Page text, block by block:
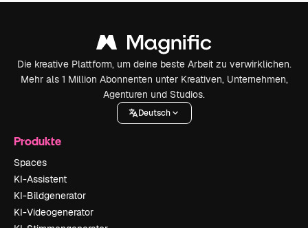
Die kreative Plattform, um deine beste Arbeit zu verwirklichen.
Mehr als 1 Million Abonnenten unter Kreativen, Unternehmen,
Agenturen und Studios.
Deutsch
Produkte
Spaces
KI-Assistent
KI-Bildgenerator
KI-Videogenerator